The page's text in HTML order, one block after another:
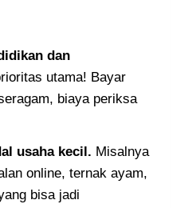
dan
utama! Bayar
biaya periksa
usaha kecil. Misalnya
online, ternak ayam,
bisa jadi